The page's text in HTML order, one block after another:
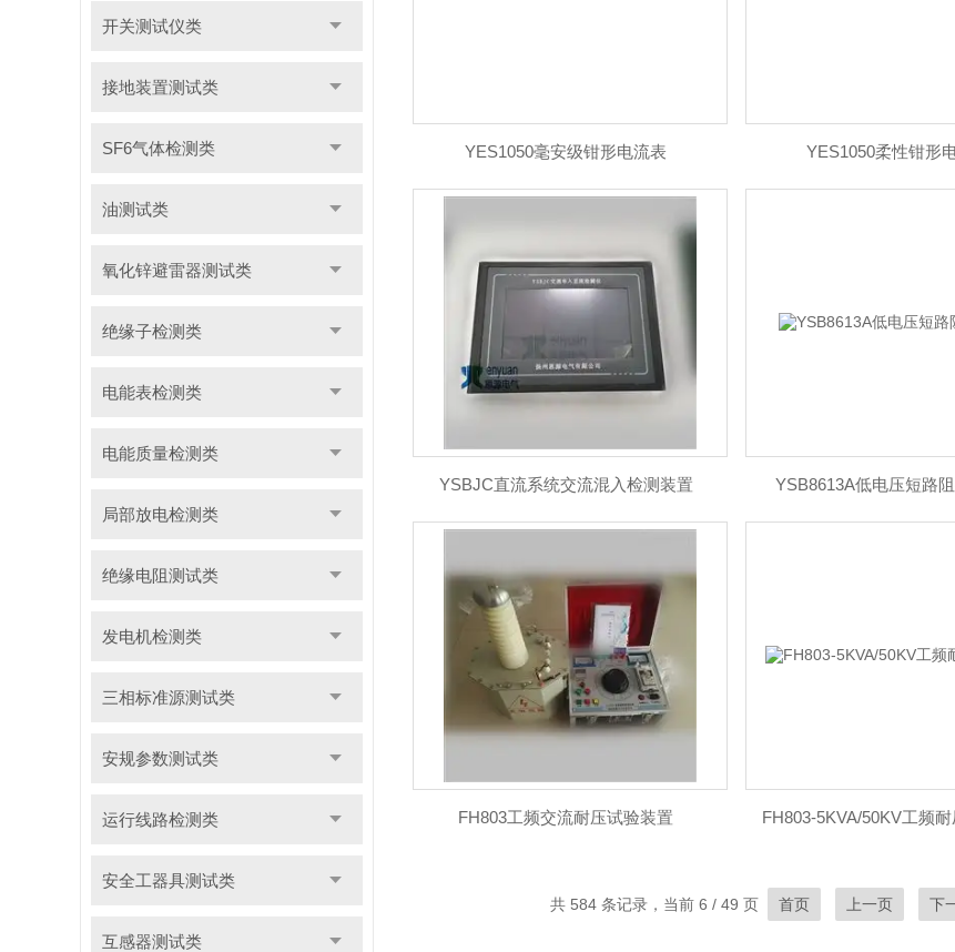
开关测试仪类
接地装置测试类
SF6气体检测类
油测试类
氧化锌避雷器测试类
绝缘子检测类
电能表检测类
电能质量检测类
局部放电检测类
绝缘电阻测试类
发电机检测类
三相标准源测试类
安规参数测试类
运行线路检测类
安全工器具测试类
互感器测试类
YES1050毫安级钳形电流表 YES1050柔性钳形
YSBJC直流系统交流混入检测装置 YSB8613A低电压短路
FH803工频交流耐压试验装置 FH803-5KVA/50KV工频
共 584 条记录，当前 6 / 49 页 首页 上一页 下